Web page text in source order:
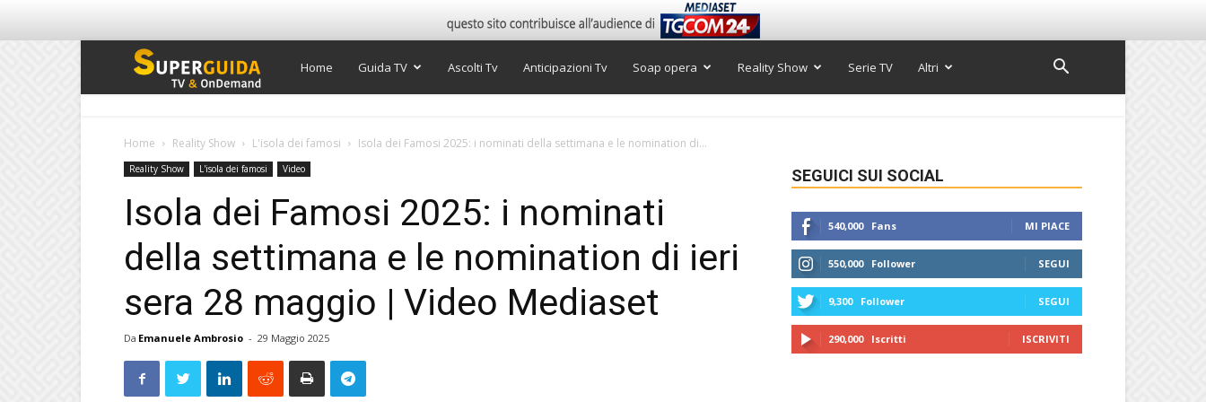
Super
TV
Home Guida TV Ascolti Tv Anticipazioni Tv Soap opera Reality Show Serie TV Altri
Home Reality Show L'isola dei famosi Isola dei Famosi 2025: i nominati della settimana e le nomination di...
Reality Show L'isola dei famosi Video
Isola dei Famosi 2025: i nominati
della settimana e le nomination di ieri
sera 28 maggio | Video Mediaset
Da Emanuele Ambrosio - 29 Maggio 2025
SEGUICI SUI SOCIAL
540,000 Fans MI PIACE
550,000 Follower SEGUI
9,300 Follower SEGUI
290,000 Iscritti ISCRIVITI